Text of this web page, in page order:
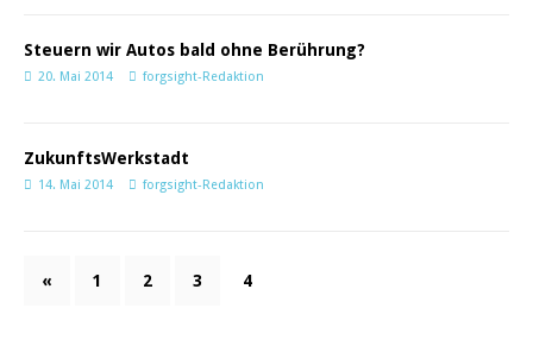
Steuern wir Autos bald ohne Berührung?
20. Mai 2014 forgsight-Redaktion
ZukunftsWerkstadt
14. Mai 2014 forgsight-Redaktion
« 1 2 3 4